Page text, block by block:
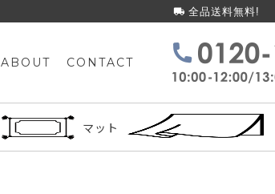
全品送料無料!
ABOUT CONTACT 検索
マット